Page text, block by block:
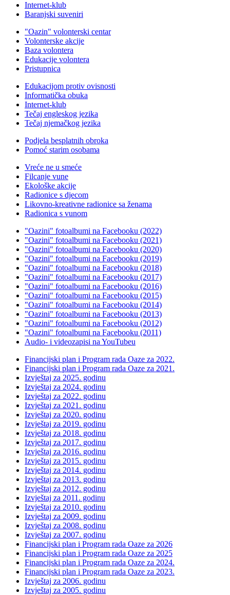
Internet-klub
Baranjski suveniri
"Oazin" volonterski centar
Volonterske akcije
Baza volontera
Edukacije volontera
Pristupnica
Edukacijom protiv ovisnosti
Informatička obuka
Internet-klub
Tečaj engleskog jezika
Tečaj njemačkog jezika
Podjela besplatnih obroka
Pomoć starim osobama
Vreće ne u smeće
Filcanje vune
Ekološke akcije
Radionice s djecom
Likovno-kreativne radionice sa ženama
Radionica s vunom
"Oazini" fotoalbumi na Facebooku (2022)
"Oazini" fotoalbumi na Facebooku (2021)
"Oazini" fotoalbumi na Facebooku (2020)
"Oazini" fotoalbumi na Facebooku (2019)
"Oazini" fotoalbumi na Facebooku (2018)
"Oazini" fotoalbumi na Facebooku (2017)
"Oazini" fotoalbumi na Facebooku (2016)
"Oazini" fotoalbumi na Facebooku (2015)
"Oazini" fotoalbumi na Facebooku (2014)
"Oazini" fotoalbumi na Facebooku (2013)
"Oazini" fotoalbumi na Facebooku (2012)
"Oazini" fotoalbumi na Facebooku (2011)
Audio- i videozapisi na YouTubeu
Financijski plan i Program rada Oaze za 2022.
Financijski plan i Program rada Oaze za 2021.
Izvještaj za 2025. godinu
Izvještaj za 2024. godinu
Izvještaj za 2022. godinu
Izvještaj za 2021. godinu
Izvještaj za 2020. godinu
Izvještaj za 2019. godinu
Izvještaj za 2018. godinu
Izvještaj za 2017. godinu
Izvještaj za 2016. godinu
Izvještaj za 2015. godinu
Izvještaj za 2014. godinu
Izvještaj za 2013. godinu
Izvještaj za 2012. godinu
Izvještaj za 2011. godinu
Izvještaj za 2010. godinu
Izvještaj za 2009. godinu
Izvještaj za 2008. godinu
Izvještaj za 2007. godinu
Financijski plan i Program rada Oaze za 2026
Financijski plan i Program rada Oaze za 2025
Financijski plan i Program rada Oaze za 2024.
Financijski plan i Program rada Oaze za 2023.
Izvještaj za 2006. godinu
Izvještaj za 2005. godinu